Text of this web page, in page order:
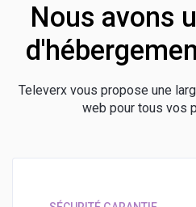
Nous avons
Televerx vous propose une
web pour tous vos